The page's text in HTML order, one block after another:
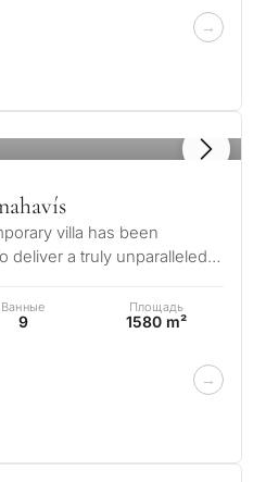
villa has been
deliver a truly unparalleled
Ванные
9
Площадь
1580 m²